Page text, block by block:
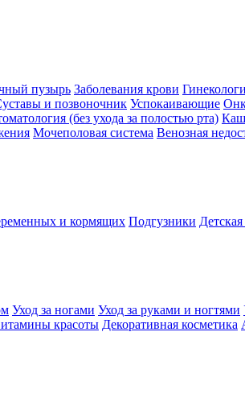
пузырь Заболевания крови
и позвоночник Успокаивающие
(без ухода за полостью рта)
Мочеполовая система Венозная
и кормящих Подгузники
Уход за ногами Уход за руками и ногтями
красоты Декоративная косметика